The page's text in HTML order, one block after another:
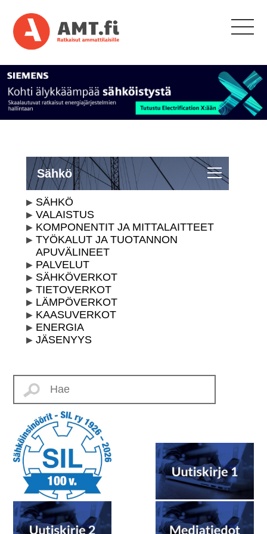
Sähkö
SÄHKÖ
VALAISTUS
KOMPONENTIT JA MITTALAITTEET
TYÖKALUT JA TUOTANNON
APUVÄLINEET
PALVELUT
SÄHKÖVERKOT
TIETOVERKOT
LÄMPÖVERKOT
KAASUVERKOT
ENERGIA
JÄSENYYS